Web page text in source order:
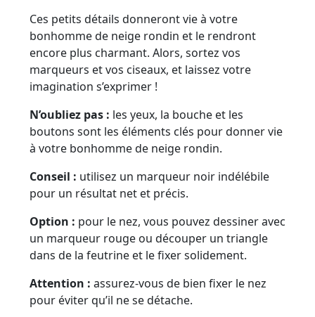
Ces petits détails donneront vie à votre
bonhomme de neige rondin et le rendront
encore plus charmant. Alors, sortez vos
marqueurs et vos ciseaux, et laissez votre
imagination s’exprimer !
N’oubliez pas : les yeux, la bouche et les
boutons sont les éléments clés pour donner vie
à votre bonhomme de neige rondin.
Conseil : utilisez un marqueur noir indélébile
pour un résultat net et précis.
Option : pour le nez, vous pouvez dessiner avec
un marqueur rouge ou découper un triangle
dans de la feutrine et le fixer solidement.
Attention : assurez-vous de bien fixer le nez
pour éviter qu’il ne se détache.